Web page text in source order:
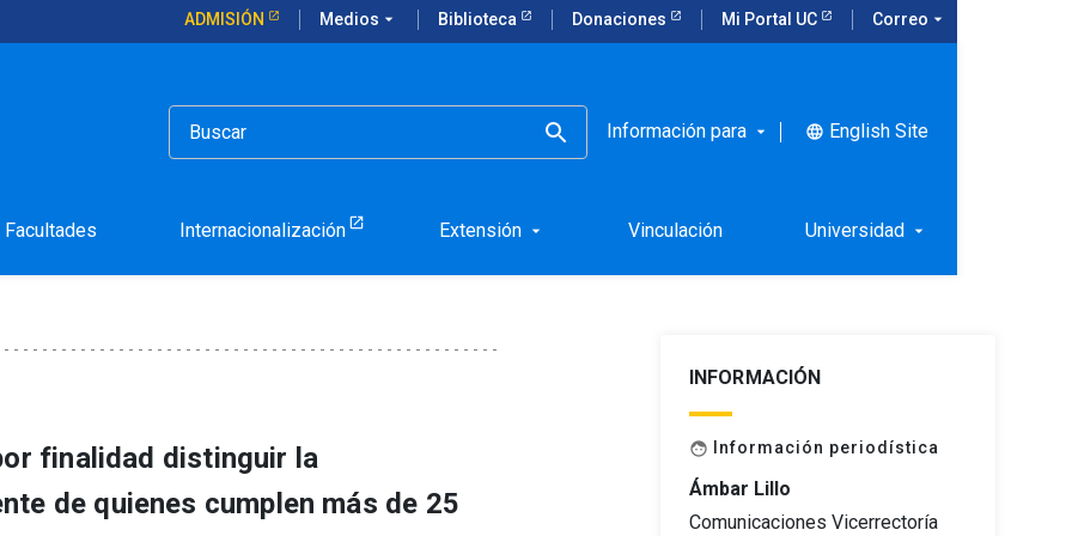
ADMISIÓN Medios arrow_drop_down Biblioteca Donaciones Mi Portal UC Correo arrow_drop_down
Información para arrow_drop_down language English Site
Facultades Internacionalización Extensión arrow_drop_down Vinculación Universidad arrow_drop_down
en el Día de la
finalidad distinguir la
de quienes cumplen más de 25
INFORMACIÓN
face Información periodística
Ámbar Lillo
Comunicaciones Vicerrectoría